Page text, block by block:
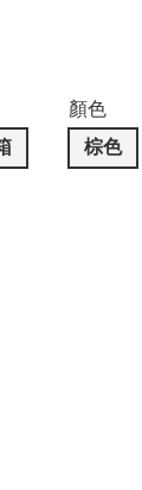
顏色
棕色